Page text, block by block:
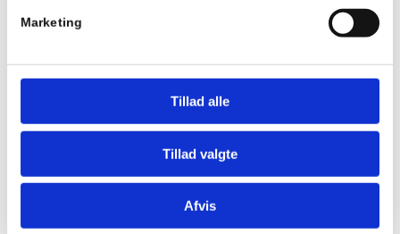
Marketing
Tillad alle
Tillad valgte
Afvis
Info
Dupa